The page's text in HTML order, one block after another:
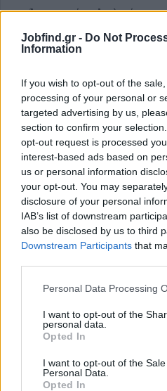
Jobfind.gr - Do Not
Information
If you wish to opt-out of the
processing of your personal or
targeted advertising by us,
section to confirm your
opt-out request is processed
interest-based ads based on
us or personal information
your opt-out. You may
disclosure of your personal
IAB’s list of downstream
also be disclosed by us to third
Downstream Participants that
Personal Data Processing
I want to opt-out of the
personal data.
Opted In
I want to opt-out of the
Personal Data.
Opted In
Άριστη γνώση Αγγλικών
Επιθυμητή η γνώση Revit ,
Φωτορεαλισμού & Photoshop
προμετρήσεων και τεχνικών
Δεξιότητες:
Ικανότητα οργάνωσης,
ομαδικό πνεύμα συνεργασίας
Προσαρμοστικότητα, ευελιξία
Εμπειρία στην εξυπηρέτηση
επικοινωνιακές ικανότητες
Παροχές
Άριστο περιβάλλον
Ανταγωνιστικό πακέτο
επαγγελματική εμπειρία και
Προοπτική εξέλιξης στον
συμβουλευτικό Όμιλο